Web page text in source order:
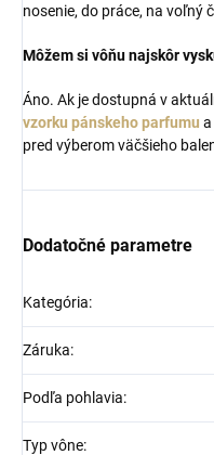
nosenie, do práce, na voľný
Môžem si vôňu najskôr
Áno. Ak je dostupná v
vzorku pánskeho parfumu
pred výberom väčšieho
Dodatočné parametre
Kategória:
Záruka:
Podľa pohlavia:
Typ vône: